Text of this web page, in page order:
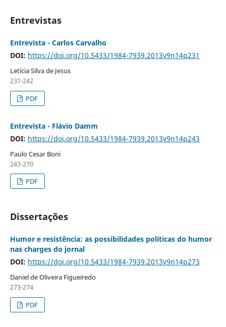
Entrevistas
Entrevista - Carlos Carvalho
DOI: https://doi.org/10.5433/1984-7939.2013v9n14p231
Letícia Silva de Jesus
231-242
PDF
Entrevista - Flávio Damm
DOI: https://doi.org/10.5433/1984-7939.2013v9n14p243
Paulo Cesar Boni
243-270
PDF
Dissertações
Humor e resistência: as possibilidades políticas do humor
nas charges do jornal
DOI: https://doi.org/10.5433/1984-7939.2013v9n14p273
Daniel de Oliveira Figueiredo
273-274
PDF